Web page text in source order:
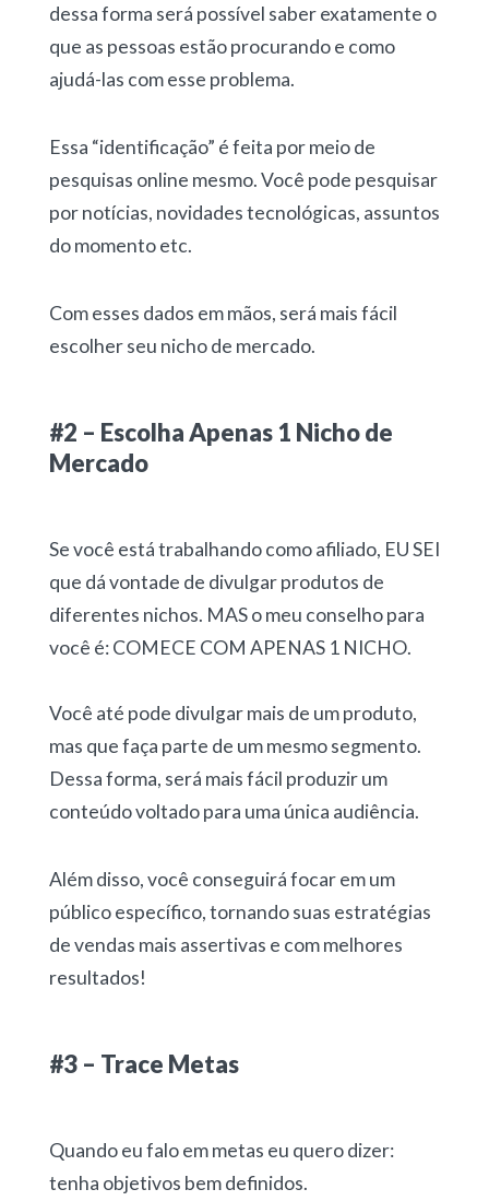
dessa forma será possível saber exatamente o
que as pessoas estão procurando e como
ajudá-las com esse problema.
Essa “identificação” é feita por meio de
pesquisas online mesmo. Você pode pesquisar
por notícias, novidades tecnológicas, assuntos
do momento etc.
Com esses dados em mãos, será mais fácil
escolher seu nicho de mercado.
#2 – Escolha Apenas 1 Nicho de
Mercado
Se você está trabalhando como afiliado, EU SEI
que dá vontade de divulgar produtos de
diferentes nichos. MAS o meu conselho para
você é: COMECE COM APENAS 1 NICHO.
Você até pode divulgar mais de um produto,
mas que faça parte de um mesmo segmento.
Dessa forma, será mais fácil produzir um
conteúdo voltado para uma única audiência.
Além disso, você conseguirá focar em um
público específico, tornando suas estratégias
de vendas mais assertivas e com melhores
resultados!
#3 – Trace Metas
Quando eu falo em metas eu quero dizer:
tenha objetivos bem definidos.